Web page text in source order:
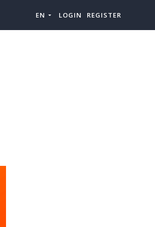
EN LOGIN REGISTER